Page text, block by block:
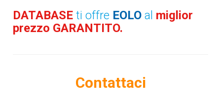
DATABASEti offre EOLO al miglior
prezzo GARANTITO.
Contattaci